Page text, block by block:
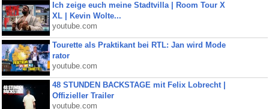
Ich zeige euch meine Stadtvilla | Room Tour X
XL | Kevin Wolte...
youtube.com
Tourette als Praktikant bei RTL: Jan wird Mode
rator
youtube.com
48 STUNDEN BACKSTAGE mit Felix Lobrecht |
Offizieller Trailer
youtube.com